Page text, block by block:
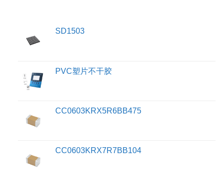
SD1503
PVC塑片不干胶
CC0603KRX5R6BB475
CC0603KRX7R7BB104